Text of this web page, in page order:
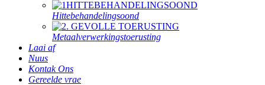
Hittebehandelingsoond
Metaalverwerkingstoerusting
Laai af
Nuus
Kontak Ons
Gereelde vrae